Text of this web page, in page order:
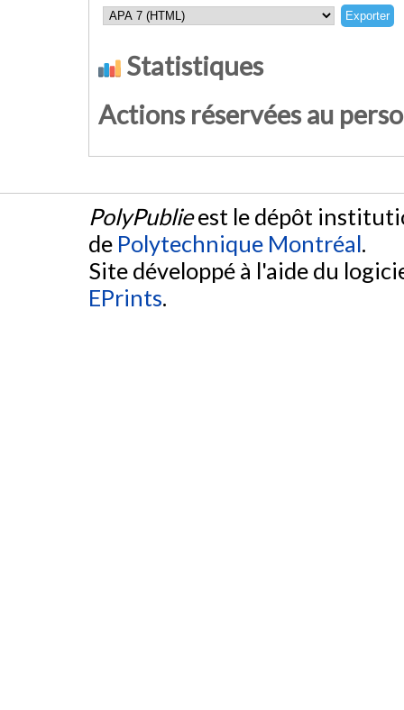
Statistiques
Actions réservées au
PolyPublieest le dépôt
de Polytechnique Montréal.
Site développé à l'aide du
EPrints.